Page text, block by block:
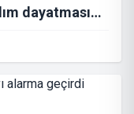
dayatması
karşı